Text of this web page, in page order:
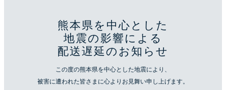
熊本県を中心とした
地震の影響による
配送遅延のお知らせ
この度の熊本県を中心とした地震により、
被害に遭われた皆さまに心よりお見舞い申し上げます。